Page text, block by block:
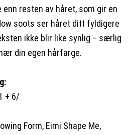
resten av håret, som gir en
soots ser håret ditt fyldigere
ikke blir like synlig – særlig
din egen hårfarge.
+ 6/
Form, Eimi Shape Me,